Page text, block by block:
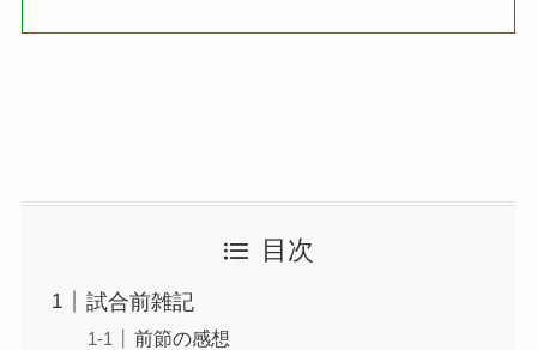
目次
試合前雑記
前節の感想